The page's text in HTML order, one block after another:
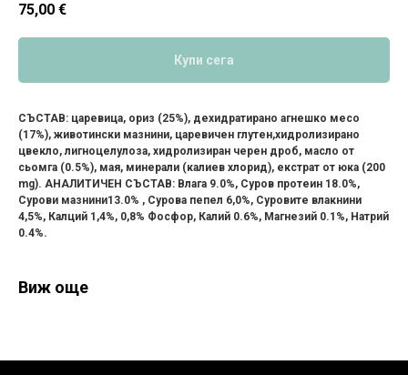
75,00 €
Купи сега
СЪСТАВ: царевица, ориз (25%), дехидратирано агнешко месо
(17%), животински мазнини, царевичен глутен,хидролизирано
цвекло, лигноцелулоза, хидролизиран черен дроб, масло от
сьомга (0.5%), мая, минерали (калиев хлорид), екстрат от юка (200
mg). АНАЛИТИЧЕН СЪСТАВ: Влага 9.0%, Суров протеин 18.0%,
Сурови мазнини13.0% , Сурова пепел 6,0%, Суровите влакнини
4,5%, Калций 1,4%, 0,8% Фосфор, Калий 0.6%, Магнезий 0.1%, Натрий
0.4%.
Виж още